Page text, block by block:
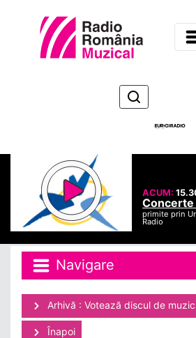
ACUM:
Concerte
primite prin
Radio
Navigare
Arhivă : Votează discul de
Înapoi